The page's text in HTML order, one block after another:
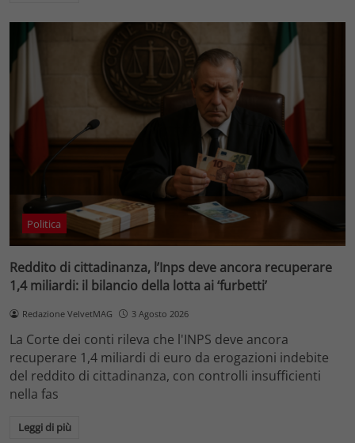
Politica
Reddito di cittadinanza, l’Inps deve ancora recuperare
1,4 miliardi: il bilancio della lotta ai ‘furbetti’
Redazione VelvetMAG 3 Agosto 2026
La Corte dei conti rileva che l'INPS deve ancora
recuperare 1,4 miliardi di euro da erogazioni indebite
del reddito di cittadinanza, con controlli insufficienti
nella fas
Leggi di più